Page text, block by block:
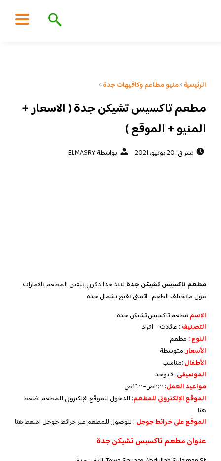
الرئيسية ›منيو مطاعم وكافيهات جدة ›
مطعم تاكسيس تشيكن جدة ( الاسعار +
المنيو + الموقع )
نشر في: 20 يونيو، 2021 بواسطة:ELMASRY
مطعم تاكسيس تشيكن جدة لذيذ جدا ذكرني بنفس المطعم بالامارات
مول مايختلف الطعم .. اتمنى يفتح بشمال جده
الاسم:مطعم تاكسيس تشيكن جدة
التصنيف : عائلات – افراد
النوع : مطعم
الأسعار: متوسطة
الأطفال :مناسب
الموسيقى: لا يوجد
مواعيد العمل: ١٠:٠٠ص–٣:٠٠ص
الموقع الإلكتروني للمطعم: للدخول للموقع الإلكتروني للمطعماضغط
هنا
الموقع على خرائط جوجل : للوصول للمطعم عبر خرائط جوجل اضغط هنا
عنوان مطعم تاكسيس تشيكن جدة